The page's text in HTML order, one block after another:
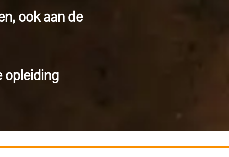
ook aan de
opleiding